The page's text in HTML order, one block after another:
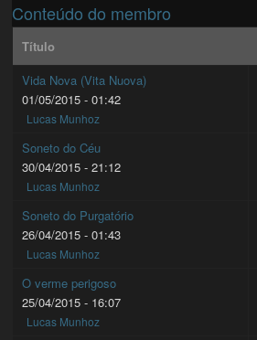
Conteúdo do membro
Título
Vida Nova (Vita Nuova)
01/05/2015 - 01:42
Lucas Munhoz
Soneto do Céu
30/04/2015 - 21:12
Lucas Munhoz
Soneto do Purgatório
26/04/2015 - 01:43
Lucas Munhoz
O verme perigoso
25/04/2015 - 16:07
Lucas Munhoz